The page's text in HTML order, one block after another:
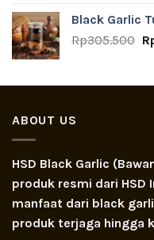
Black Garlic
Rp305.500
ABOUT US
HSD Black Garlic
produk resmi dari HSD
manfaat dari black
produk terjaga hingga